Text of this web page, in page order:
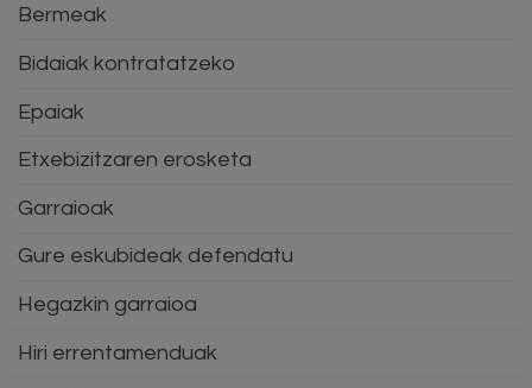
Bermeak
Bidaiak kontratatzeko
Epaiak
Etxebizitzaren erosketa
Garraioak
Gure eskubideak defendatu
Hegazkin garraioa
Hiri errentamenduak